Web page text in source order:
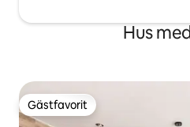
Hus
Gästfavorit
Gästfavorit